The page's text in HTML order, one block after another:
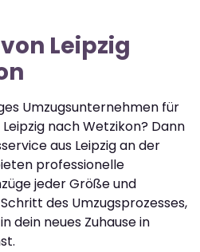
Leipzig
Umzugsunternehmen für
nach Wetzikon? Dann
aus Leipzig an der
professionelle
jeder Größe und
des Umzugsprozesses,
dein neues Zuhause in